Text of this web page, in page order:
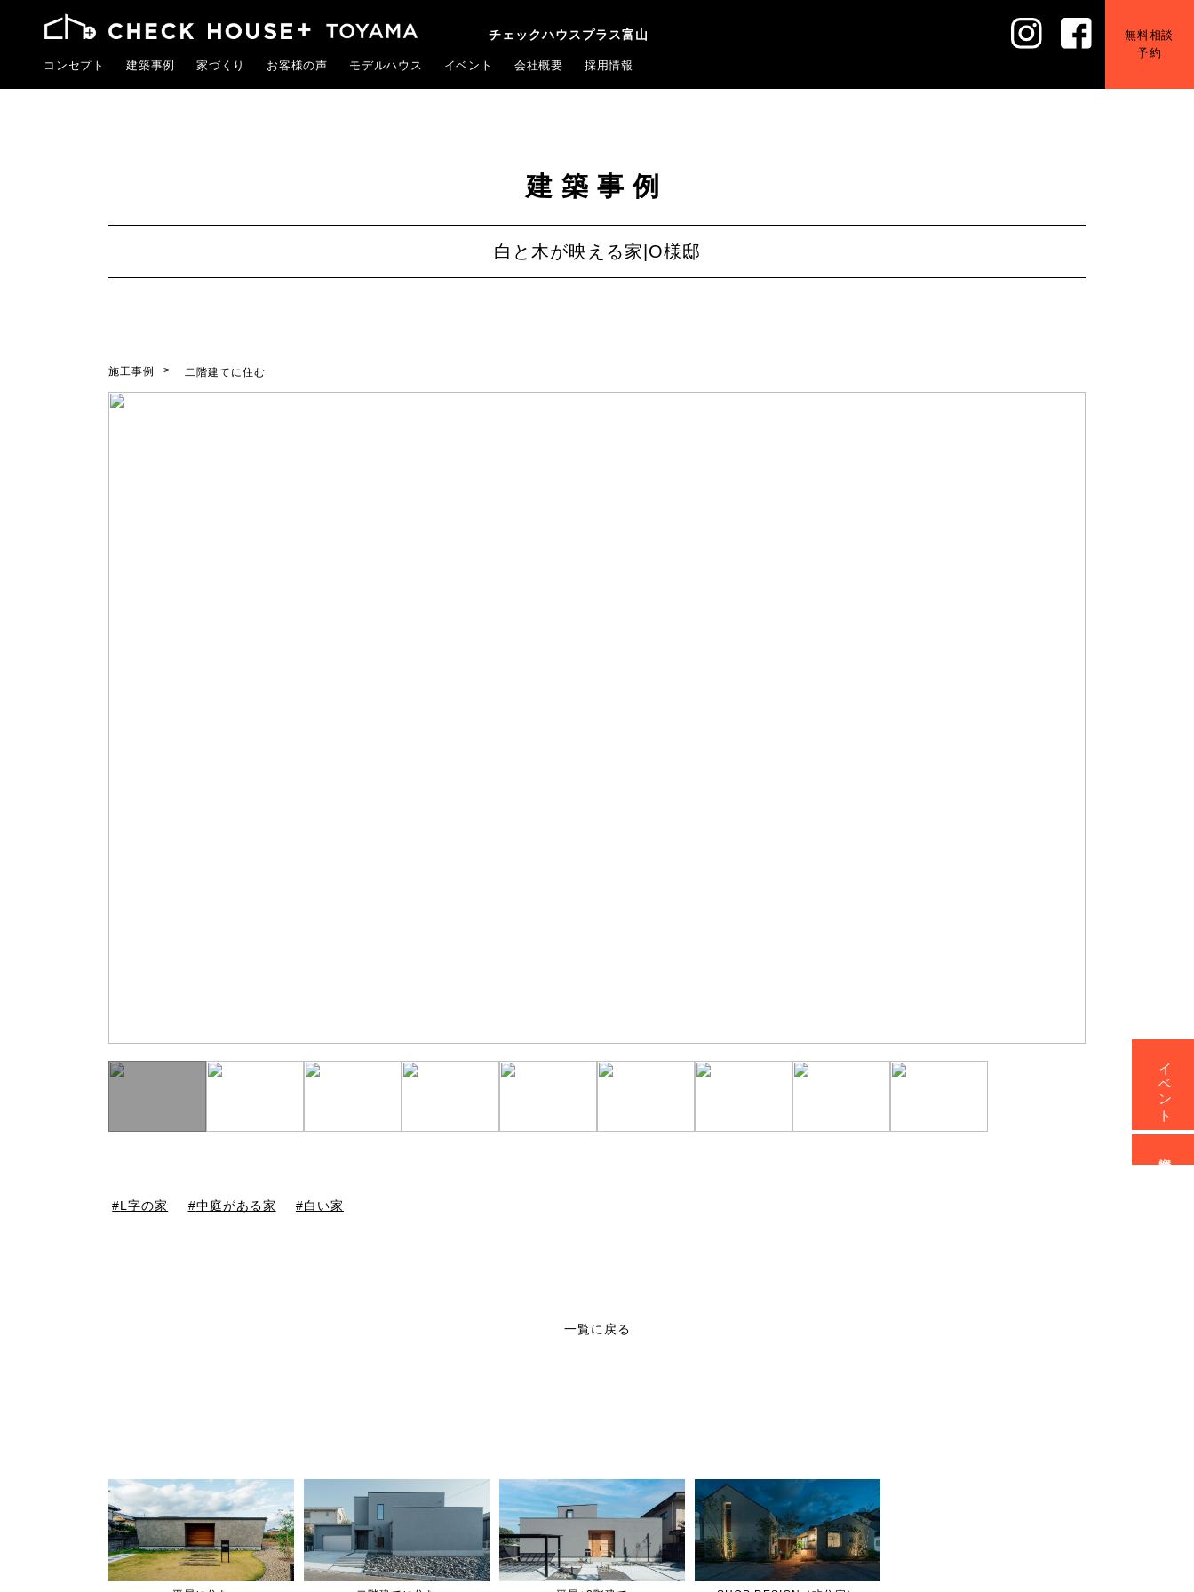
チェックハウスプラス富山
コンセプト 建築事例 家づくり お客様の声 モデルハウス イベント 会社概要 採用情報
無料相談
予約
建築事例
白と木が映える家|O様邸
施工事例 二階建てに住む
L字の家 中庭がある家 白い家
一覧に戻る
イベント